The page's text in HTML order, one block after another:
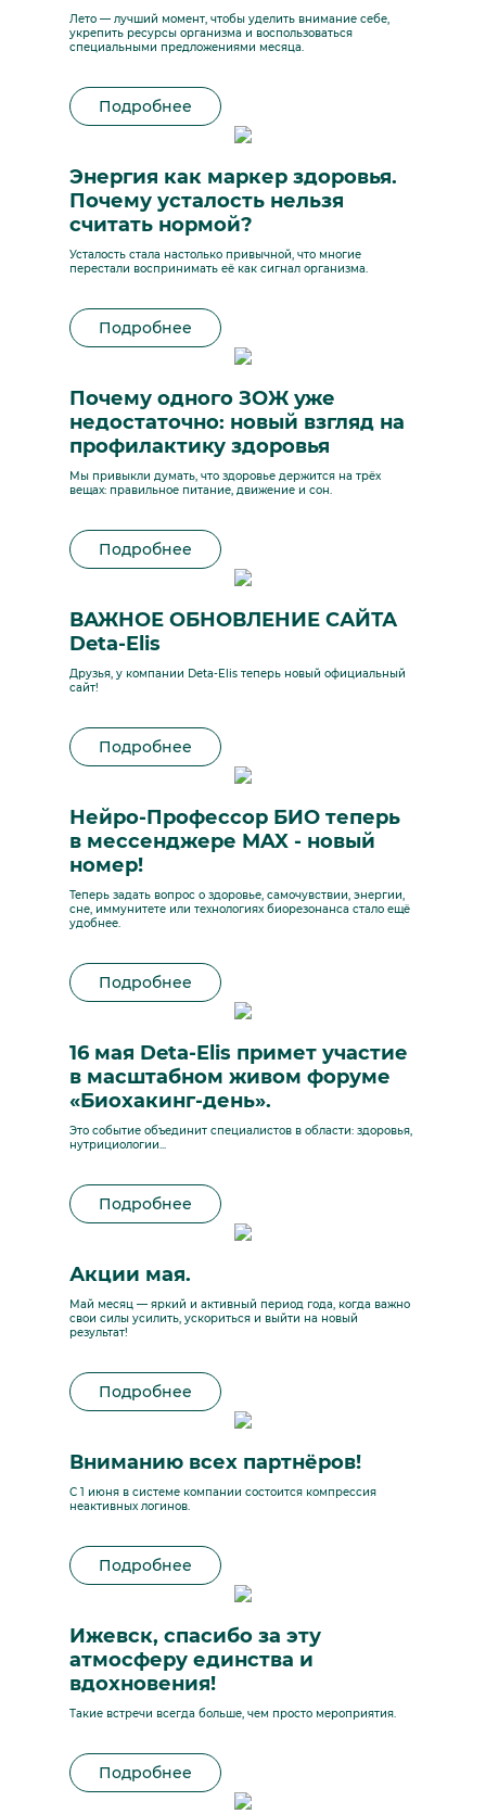
Лето — лучший момент, чтобы уделить внимание себе,
укрепить ресурсы организма и воспользоваться
специальными предложениями месяца.
Подробнее
Энергия как маркер здоровья.
Почему усталость нельзя
считать нормой?
Усталость стала настолько привычной, что многие
перестали воспринимать её как сигнал организма.
Подробнее
Почему одного ЗОЖ уже
недостаточно: новый взгляд на
профилактику здоровья
Мы привыкли думать, что здоровье держится на трёх
вещах: правильное питание, движение и сон.
Подробнее
ВАЖНОЕ ОБНОВЛЕНИЕ САЙТА
Deta-Elis
Друзья, у компании Deta-Elis теперь новый официальный
сайт!
Подробнее
Нейро-Профессор БИО теперь
в мессенджере MAX - новый
номер!
Теперь задать вопрос о здоровье, самочувствии, энергии,
сне, иммунитете или технологиях биорезонанса стало ещё
удобнее.
Подробнее
16 мая Deta-Elis примет участие
в масштабном живом форуме
«Биохакинг-день».
Это событие объединит специалистов в области: здоровья,
нутрициологии...
Подробнее
Акции мая.
Май месяц — яркий и активный период года, когда важно
свои силы усилить, ускориться и выйти на новый
результат!
Подробнее
Вниманию всех партнёров!
С 1 июня в системе компании состоится компрессия
неактивных логинов.
Подробнее
Ижевск, спасибо за эту
атмосферу единства и
вдохновения!
Такие встречи всегда больше, чем просто мероприятия.
Подробнее